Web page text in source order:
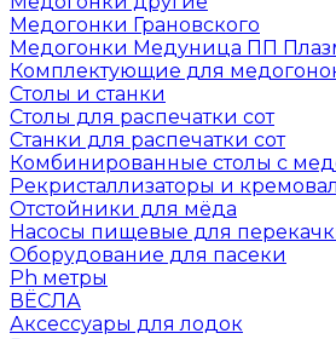
Медогонки Грановского
Медогонки Медуница ПП
Комплектующие для
Столы и станки
Столы для распечатки сот
Станки для распечатки сот
Комбинированные столы с
Рекристаллизаторы и
Отстойники для мёда
Насосы пищевые для
Оборудование для пасеки
Ph метры
ВЁСЛА
Аксессуары для лодок